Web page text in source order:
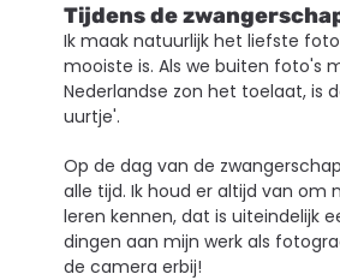
Tijdens de
Ik maak natuurlijk het liefste
mooiste is. Als we buiten foto's
Nederlandse zon het toelaat, is
uurtje'.
Op de dag van de
alle tijd. Ik houd er altijd van om
leren kennen, dat is uiteindelijk
dingen aan mijn werk als
de camera erbij!